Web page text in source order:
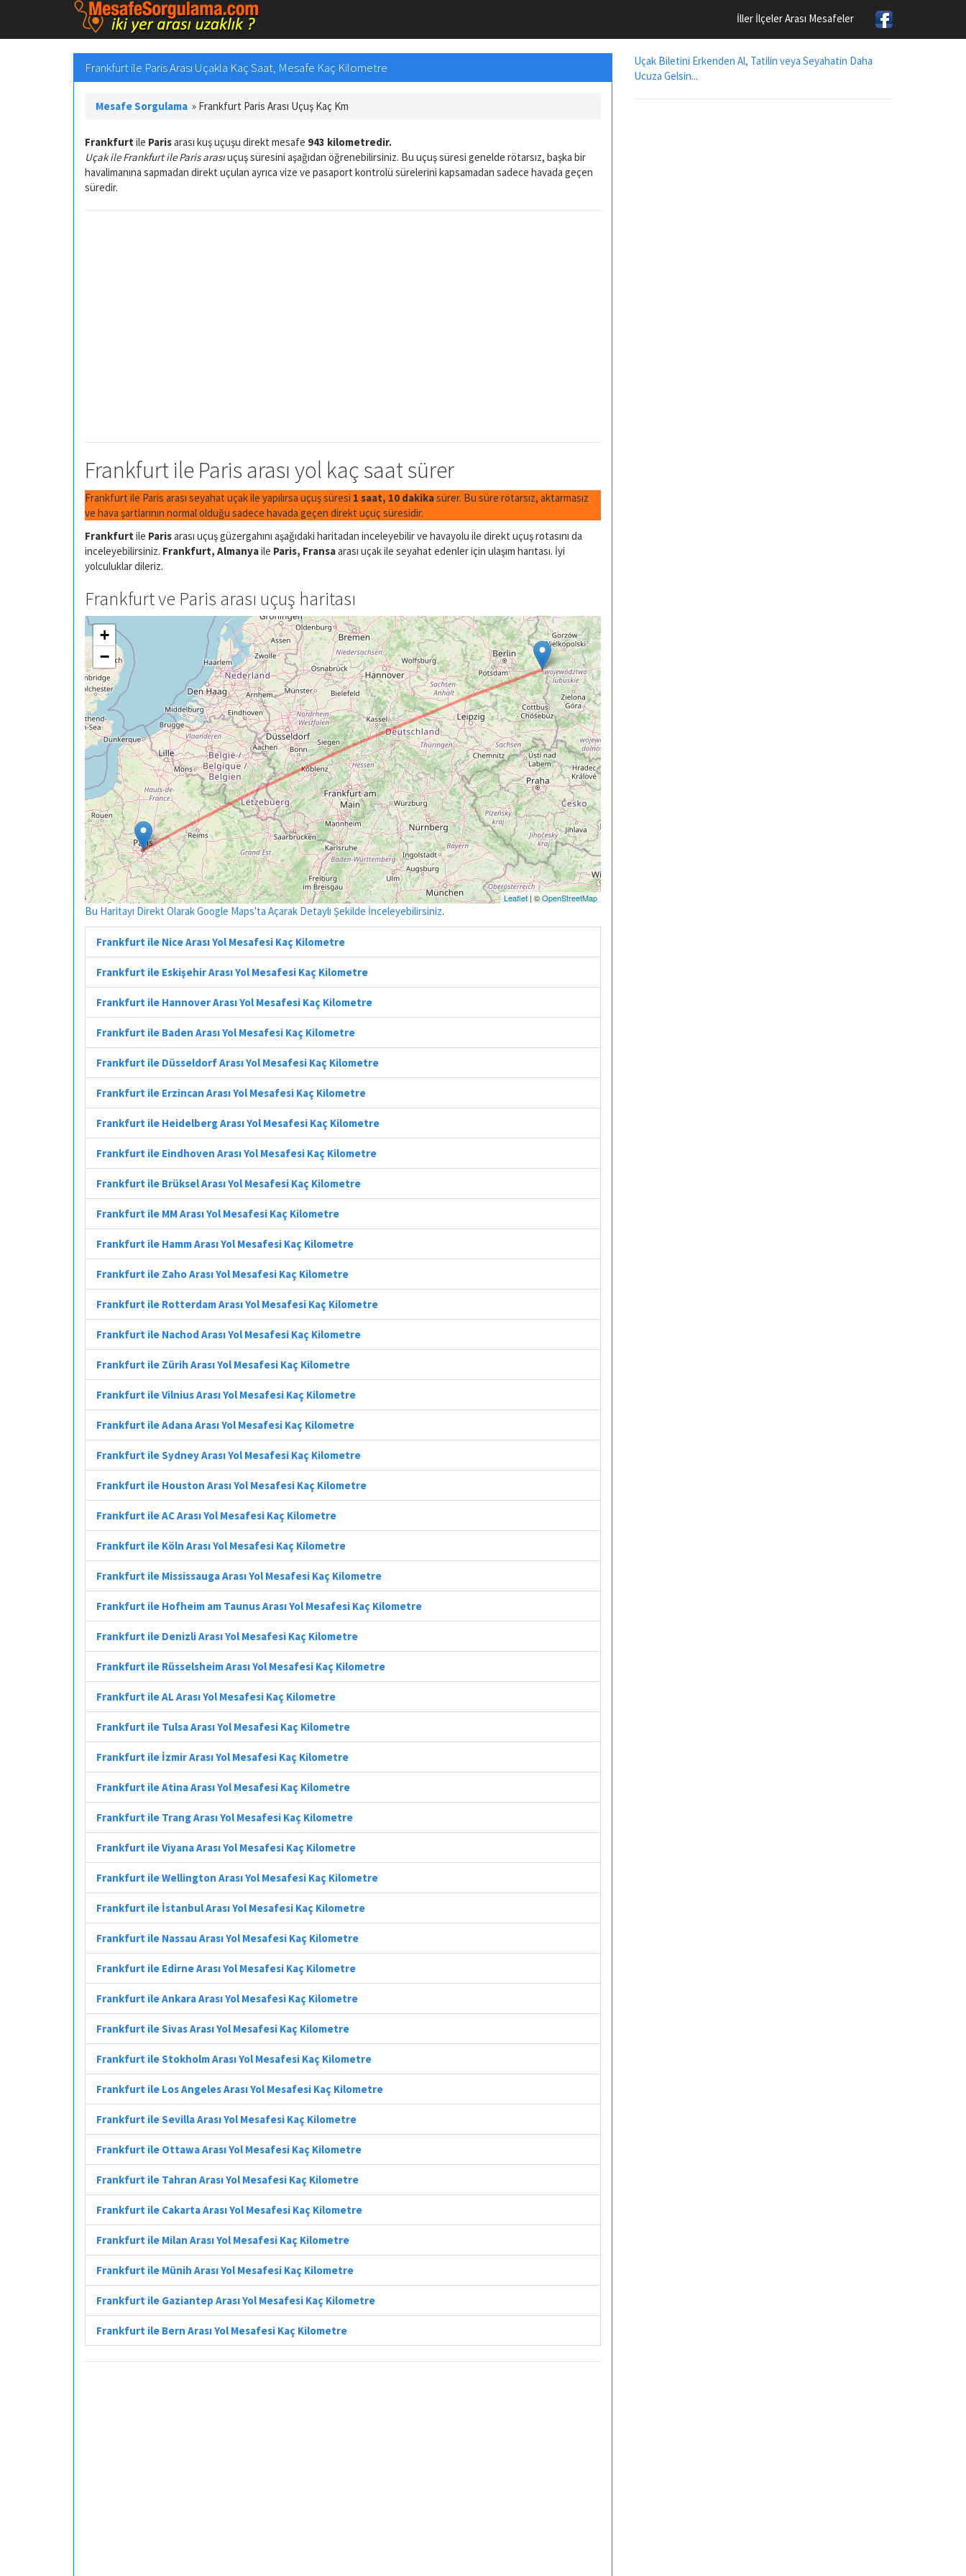
İller İlçeler Arası Mesafeler
Frankfurt ile Paris Arası Uçakla Kaç Saat, Mesafe Kaç Kilometre
Mesafe Sorgulama » Frankfurt Paris Arası Uçuş Kaç Km
Frankfurt ile Parisarası kuş uçuşu direkt mesafe 943 kilometredir.
Uçak ile Frankfurt ile Paris arasıuçuş süresini aşağıdan öğrenebilirsiniz. Bu uçuş süresi genelde rötarsız, başka bir
havalimanına sapmadan direkt uçulan ayrıca vize ve pasaport kontrolü sürelerini kapsamadan sadece havada geçen
süredir.
Frankfurt ile Paris arası yol kaç saat sürer
Frankfurt ile Paris arası seyahat uçak ile yapılırsa uçuş süresi 1 saat, 10 dakikasürer. Bu süre rötarsız, aktarmasız
ve hava şartlarının normal olduğu sadece havada geçen direkt uçuç süresidir.
Frankfurt ile Parisarası uçuş güzergahını aşağıdaki haritadan inceleyebilir ve havayolu ile direkt uçuş rotasını da
inceleyebilirsiniz. Frankfurt, Almanyaile Paris, Fransaarası uçak ile seyahat edenler için ulaşım harıtası. İyi
yolculuklar dileriz.
Frankfurt ve Paris arası uçuş haritası
+
−
Leaflet| ©OpenStreetMap
Bu Haritayı Direkt Olarak Google Maps'ta Açarak Detaylı Şekilde İnceleyebilirsiniz.
Frankfurt ile Nice Arası Yol Mesafesi Kaç Kilometre
Frankfurt ile Eskişehir Arası Yol Mesafesi Kaç Kilometre
Frankfurt ile Hannover Arası Yol Mesafesi Kaç Kilometre
Frankfurt ile Baden Arası Yol Mesafesi Kaç Kilometre
Frankfurt ile Düsseldorf Arası Yol Mesafesi Kaç Kilometre
Frankfurt ile Erzincan Arası Yol Mesafesi Kaç Kilometre
Frankfurt ile Heidelberg Arası Yol Mesafesi Kaç Kilometre
Frankfurt ile Eindhoven Arası Yol Mesafesi Kaç Kilometre
Frankfurt ile Brüksel Arası Yol Mesafesi Kaç Kilometre
Frankfurt ile MM Arası Yol Mesafesi Kaç Kilometre
Frankfurt ile Hamm Arası Yol Mesafesi Kaç Kilometre
Frankfurt ile Zaho Arası Yol Mesafesi Kaç Kilometre
Frankfurt ile Rotterdam Arası Yol Mesafesi Kaç Kilometre
Frankfurt ile Nachod Arası Yol Mesafesi Kaç Kilometre
Frankfurt ile Zürih Arası Yol Mesafesi Kaç Kilometre
Frankfurt ile Vilnius Arası Yol Mesafesi Kaç Kilometre
Frankfurt ile Adana Arası Yol Mesafesi Kaç Kilometre
Frankfurt ile Sydney Arası Yol Mesafesi Kaç Kilometre
Frankfurt ile Houston Arası Yol Mesafesi Kaç Kilometre
Frankfurt ile AC Arası Yol Mesafesi Kaç Kilometre
Frankfurt ile Köln Arası Yol Mesafesi Kaç Kilometre
Frankfurt ile Mississauga Arası Yol Mesafesi Kaç Kilometre
Frankfurt ile Hofheim am Taunus Arası Yol Mesafesi Kaç Kilometre
Frankfurt ile Denizli Arası Yol Mesafesi Kaç Kilometre
Frankfurt ile Rüsselsheim Arası Yol Mesafesi Kaç Kilometre
Frankfurt ile AL Arası Yol Mesafesi Kaç Kilometre
Frankfurt ile Tulsa Arası Yol Mesafesi Kaç Kilometre
Frankfurt ile İzmir Arası Yol Mesafesi Kaç Kilometre
Frankfurt ile Atina Arası Yol Mesafesi Kaç Kilometre
Frankfurt ile Trang Arası Yol Mesafesi Kaç Kilometre
Frankfurt ile Viyana Arası Yol Mesafesi Kaç Kilometre
Frankfurt ile Wellington Arası Yol Mesafesi Kaç Kilometre
Frankfurt ile İstanbul Arası Yol Mesafesi Kaç Kilometre
Frankfurt ile Nassau Arası Yol Mesafesi Kaç Kilometre
Frankfurt ile Edirne Arası Yol Mesafesi Kaç Kilometre
Frankfurt ile Ankara Arası Yol Mesafesi Kaç Kilometre
Frankfurt ile Sivas Arası Yol Mesafesi Kaç Kilometre
Frankfurt ile Stokholm Arası Yol Mesafesi Kaç Kilometre
Frankfurt ile Los Angeles Arası Yol Mesafesi Kaç Kilometre
Frankfurt ile Sevilla Arası Yol Mesafesi Kaç Kilometre
Frankfurt ile Ottawa Arası Yol Mesafesi Kaç Kilometre
Frankfurt ile Tahran Arası Yol Mesafesi Kaç Kilometre
Frankfurt ile Cakarta Arası Yol Mesafesi Kaç Kilometre
Frankfurt ile Milan Arası Yol Mesafesi Kaç Kilometre
Frankfurt ile Münih Arası Yol Mesafesi Kaç Kilometre
Frankfurt ile Gaziantep Arası Yol Mesafesi Kaç Kilometre
Frankfurt ile Bern Arası Yol Mesafesi Kaç Kilometre
Uçak Biletini Erkenden Al, Tatilin veya Seyahatin Daha
Ucuza Gelsin...